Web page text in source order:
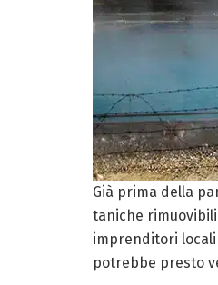
Già prima della
taniche
imprenditori locali
potrebbe presto